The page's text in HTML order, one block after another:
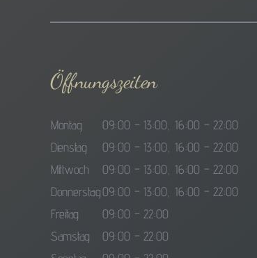
Öffnungszeiten
Montag
09:00 – 13:00, 16:00 – 22:00
Dienstag
09:00 – 13:00, 16:00 – 22:00
Mittwoch
09:00 – 13:00, 16:00 – 22:00
Donnerstag09:00 – 13:00, 16:00 – 22:00
Freitag
09:00 – 22:00
Samstag
09:00 – 22:00